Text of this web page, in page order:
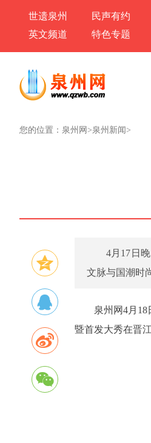
世遗泉州 民声有约
英文频道
特色专题
您的位置： 泉州网 >泉州新闻>
4月17日
文脉与国潮时
泉州网4月
暨首发大秀在晋